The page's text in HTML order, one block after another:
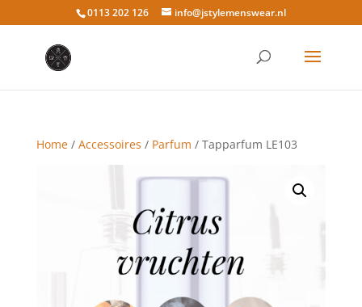
0113 202 126 info@jstylemenswear.nl
Home/ Accessoires / Parfum / Tapparfum LE103